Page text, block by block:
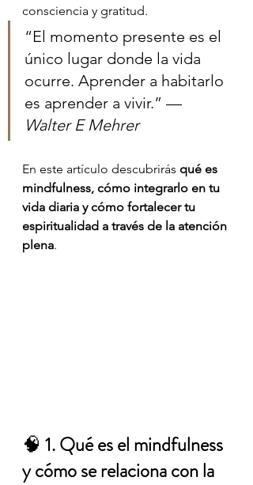
consciencia y gratitud.
“El momento presente es el
único lugar donde la vida
ocurre. Aprender a habitarlo
es aprender a vivir.” —
Walter E Mehrer
En este artículo descubrirás qué es
mindfulness, cómo integrarlo en tu
vida diaria y cómo fortalecer tu
espiritualidad a través de la atención
plena.
🧠 1. Qué es el mindfulness
y cómo se relaciona con la